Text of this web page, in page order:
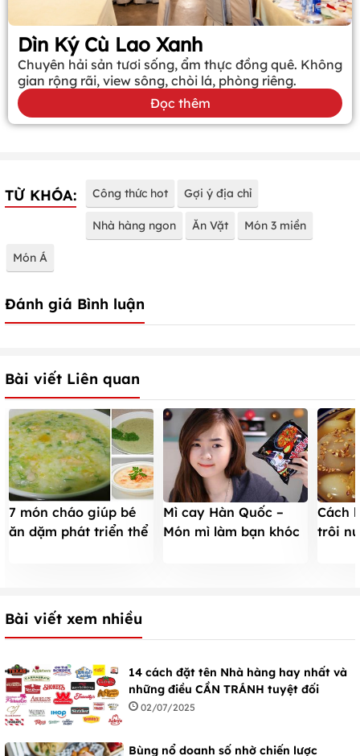
Dìn Ký Cù Lao Xanh
Chuyên hải sản tươi sống, ẩm thực đồng quê. Không
gian rộng rãi, view sông, chòi lá, phòng riêng.
Đọc thêm
TỪ KHÓA: Công thức hot Gợi ý địa chỉ
Nhà hàng ngon Ăn Vặt Món 3 miền
Món Á
Đánh giá Bình luận
Bài viết Liên quan
7 món cháo giúp bé
ăn dặm phát triển thể
Mì cay Hàn Quốc –
Món mì làm bạn khóc
Cách
trôi
Bài viết xem nhiều
14 cách đặt tên Nhà hàng hay nhất và
những điều CẦN TRÁNH tuyệt đối
02/07/2025
Bùng nổ doanh số nhờ chiến lược